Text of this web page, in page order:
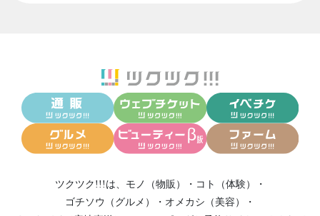
ツクツク!!!は、 モノ（物販） ・ コト（体験）
・
ゴチソウ（グルメ）
・ オメカシ（美容）
・